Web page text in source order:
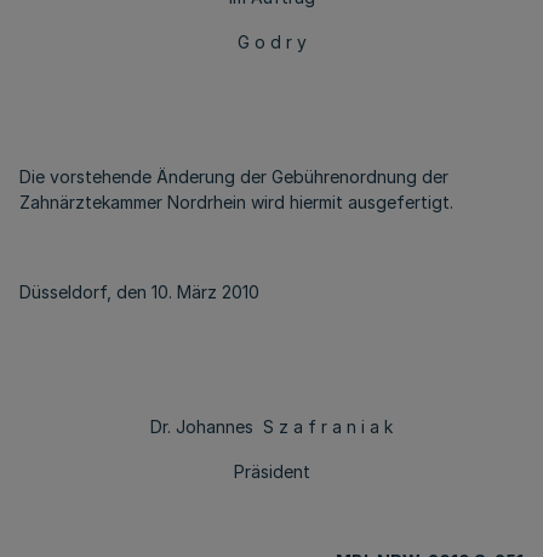
G o d r y
Die vorstehende Änderung der Gebührenordnung der
Zahnärztekammer Nordrhein wird hiermit ausgefertigt.
Düsseldorf, den 10. März 2010
Dr. Johannes S z a f r a n i a k
Präsident